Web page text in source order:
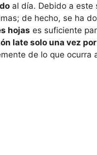
al día. Debido a este
de hecho, se ha
hojas es suficiente
late solo una vez
de lo que ocurra